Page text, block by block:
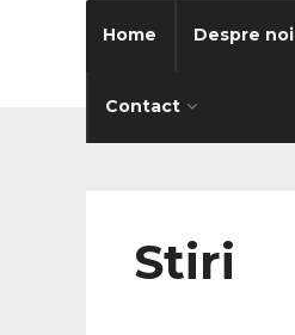
Home Despre noi
Contact
Stiri